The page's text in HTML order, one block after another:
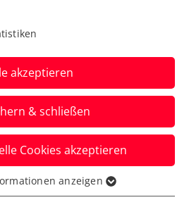
in Runde 3
für
ist für Österreichs
der italienischen
doch Endstation.
akzeptieren
& schließen
Cookies akzeptieren
für grundlegende
anzeigen